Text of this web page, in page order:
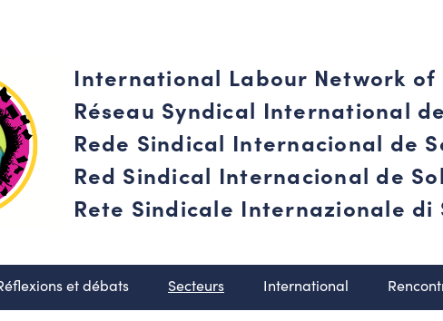
International Labour Network
Réseau Syndical International
Rede Sindical Internacional de
Red Sindical Internacional de
Rete Sindicale Internazionale
et débats Secteurs International